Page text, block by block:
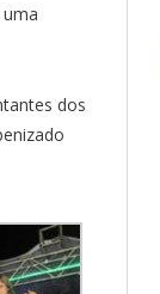
dos